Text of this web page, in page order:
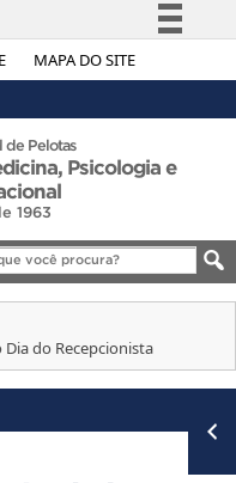
MAPA DO SITE
Simplifique!
Acesso à informação
Legislação
Canais
de Pelotas
Psicologia e
1963
do Recepcionista